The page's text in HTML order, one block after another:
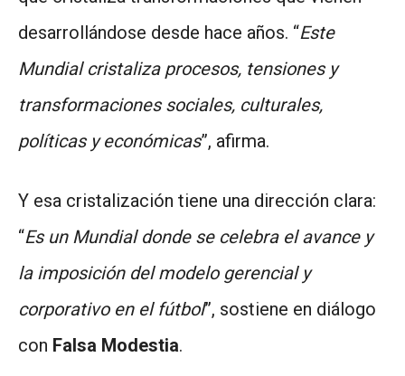
desarrollándose desde hace años. “Este
Mundial cristaliza procesos, tensiones y
transformaciones sociales, culturales,
políticas y económicas”, afirma.
Y esa cristalización tiene una dirección clara:
“Es un Mundial donde se celebra el avance y
la imposición del modelo gerencial y
corporativo en el fútbol”, sostiene en diálogo
con Falsa Modestia.